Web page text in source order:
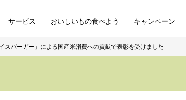
サービス おいしいもの食べよう キャンペーン
イスバーガー」による国産米消費への貢献で表彰を受けました